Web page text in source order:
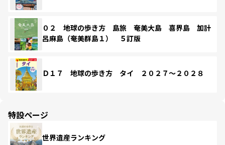
０２ 地球の歩き方 島旅 奄美大島 喜界島 加計
呂麻島（奄美群島１） ５訂版
Ｄ１７ 地球の歩き方 タイ ２０２７～２０２８
特設ページ
世界遺産ランキング